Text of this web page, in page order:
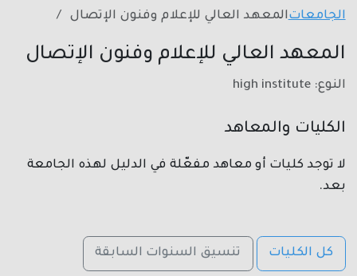
الجامعاتالمعهد العالي للإعلام وفنون الإتصال
المعهد العالي للإعلام وفنون الإتصال
النوع: high institute
الكليات والمعاهد
لا توجد كليات أو معاهد مفعّلة في الدليل لهذه الجامعة
بعد.
كل الكليات تنسيق السنوات السابقة